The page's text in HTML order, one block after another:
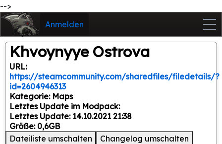
-->
Anmelden
Khvoynyye Ostrova
URL:
https://steamcommunity.com/sharedfiles/filedetails/?
id=2604946313
Kategorie: Maps
Letztes Update im Modpack:
Letztes Update: 14.10.2021 21:38
Größe: 0,6GB
Dateiliste umschalten
Changelog umschalten